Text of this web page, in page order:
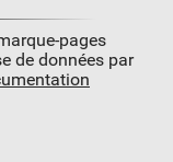
pages
de données par